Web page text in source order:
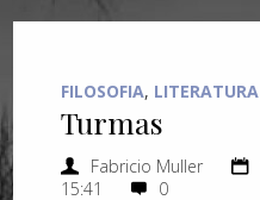
FILOSOFIA, LITERATURA
Turmas
Fabricio Muller
15:41
0